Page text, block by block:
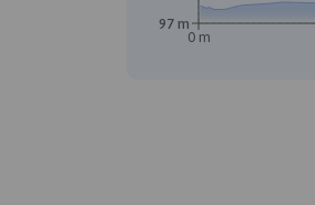
0 m
97 m